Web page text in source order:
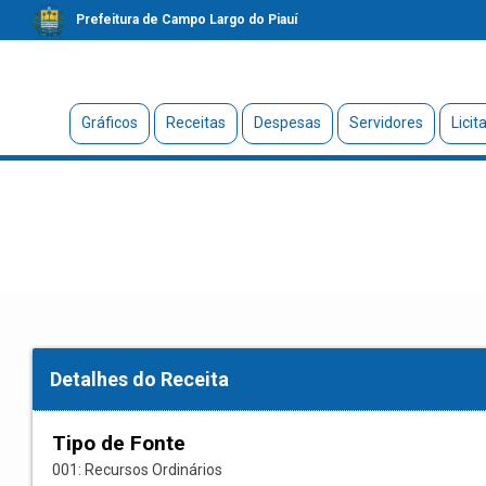
Prefeitura de Campo Largo do Piauí
Gráficos Receitas Despesas Servidores
Detalhes do Receita
Tipo de Fonte
001: Recursos Ordinários